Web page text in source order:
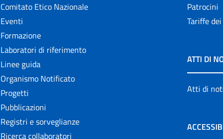
Comitato Etico Nazionale
Eventi
Formazione
Laboratori di riferimento
Linee guida
Organismo Notificato
Progetti
Pubblicazioni
Registri e sorveglianze
Ricerca collaboratori
Patrocini
Tariffe
ATTI DI
Atti di